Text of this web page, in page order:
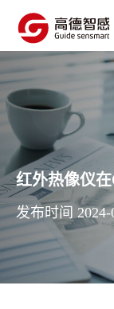
红外热像仪
发布时间 2024-